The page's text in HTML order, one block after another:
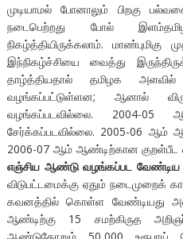
முடியாமல் போனாலும் பிறகு
நடைபெற்றது போல்
நிகழ்த்தியிருக்கலாம்.
இந்நிகழ்ச்சியை வைத்து
தாழ்த்தியதால் தமிழக
வழங்கப்பட்டுள்ளன; ஆனால்
வழங்கப்படவில்லை. 2004-05
சேர்க்கப்படவில்லை. 2005-06 ஆம்
2006-07 ஆம் ஆண்டிற்கான குறள்பீட
எஞ்சிய ஆண்டு வழங்கப்பட வேண்டிய
விடுபட்டமைக்கு ஏதும்
கவனத்தில் கொள்ள வேண்டியது
ஆண்டிற்கு 15 சமற்கிருத